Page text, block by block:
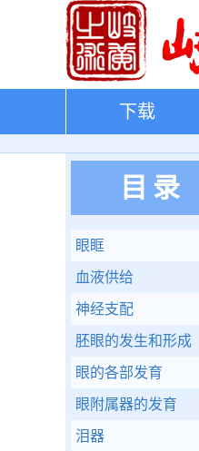
下载
目录
眼眶
血液供给
神经支配
胚眼的发生和形成
眼的各部发育
眼附属器的发育
泪器